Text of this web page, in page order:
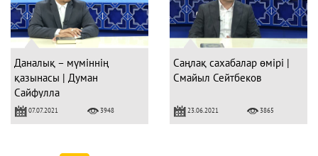
Даналық – мүміннің
қазынасы | Думан
Сайфулла
07.07.2021 3948
Саңлақ сахабалар өмірі |
Смайыл Сейтбеков
23.06.2021 3865